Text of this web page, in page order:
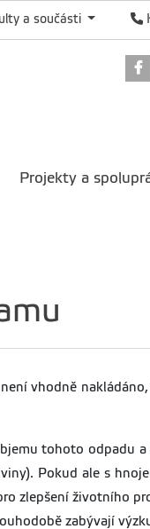
a součásti
Projekty a
vhodně
tohoto odpadu
Pokud ale s
zlepšení životního
zabývají